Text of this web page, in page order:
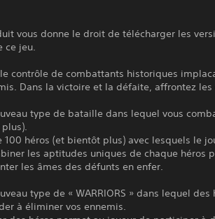
vous donne le droit de télécharger les
ce jeu.
le contrôle de combattants historiques
Dans la victoire et la défaite, affrontez
type de bataille dans lequel vous
100 héros (et bientôt plus) avec lesquels le
les aptitudes uniques de chaque héros
les âmes des défunts en enfer.
type de « WARRIORS » dans lequel
à éliminer vos ennemis.